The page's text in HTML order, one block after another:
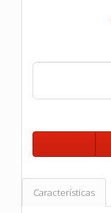
Características